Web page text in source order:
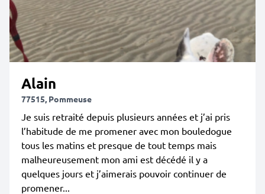
Alain
77515, Pommeuse
Je suis retraité depuis plusieurs années et j’ai pris
l’habitude de me promener avec mon bouledogue
tous les matins et presque de tout temps mais
malheureusement mon ami est décédé il y a
quelques jours et j’aimerais pouvoir continuer de
promener...